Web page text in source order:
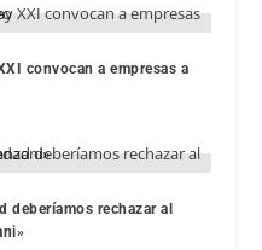
convocan a empresas a
deberíamos rechazar al